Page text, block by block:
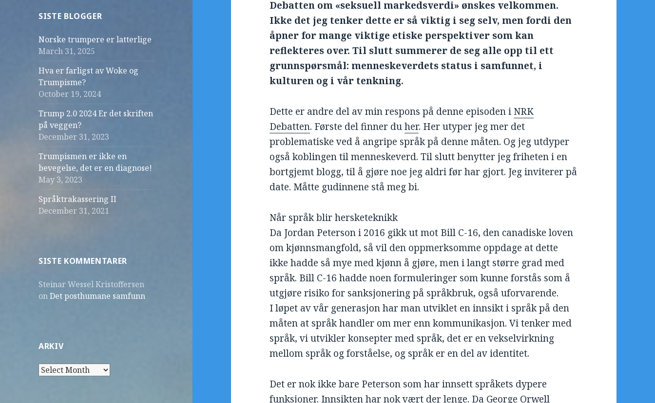
SISTE BLOGGER
Norske trumpere er latterlige
March 31, 2025
Hva er farligst av Woke og
Trumpisme?
October 19, 2024
Trump 2.0 2024 Er det skriften
på veggen?
December 31, 2023
Trumpismen er ikke en
bevegelse, det er en diagnose!
May 3, 2023
Språktrakassering II
December 31, 2021
SISTE KOMMENTARER
Steinar Wessel Kristoffersen
onDet posthumane samfunn
ARKIV
Arkiv
Debatten om «seksuell markedsverdi» ønskes velkommen.
Ikke det jeg tenker dette er så viktig i seg selv, men fordi den
åpner for mange viktige etiske perspektiver som kan
reflekteres over. Til slutt summerer de seg alle opp til ett
grunnspørsmål: menneskeverdets status i samfunnet, i
kulturen og i vår tenkning.
Dette er andre del av min respons på denne episoden i NRK
Debatten. Første del finner duher. Her utyper jeg mer det
problematiske ved å angripe språk på denne måten. Og jeg utdyper
også koblingen til menneskeverd. Til slutt benytter jeg friheten i en
bortgjemt blogg, til å gjøre noe jeg aldri før har gjort. Jeg inviterer på
date. Måtte gudinnene stå meg bi.
Når språk blir hersketeknikk
Da Jordan Peterson i 2016 gikk ut mot Bill C-16, den canadiske loven
om kjønnsmangfold, så vil den oppmerksomme oppdage at dette
ikke hadde så mye med kjønn å gjøre, men i langt større grad med
språk. Bill C-16 hadde noen formuleringer som kunne forstås som å
utgjøre risiko for sanksjonering på språkbruk, også uforvarende.
I løpet av vår generasjon har man utviklet en innsikt i språk på den
måten at språk handler om mer enn kommunikasjon. Vi tenker med
språk, vi utvikler konsepter med språk, det er en vekselvirkning
mellom språk og forståelse, og språk er en del av identitet.
Det er nok ikke bare Peterson som har innsett språkets dypere
funksjoner. Innsikten har nok vært der lenge. Da George Orwell